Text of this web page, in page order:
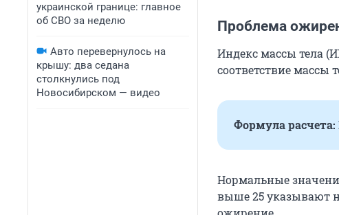
украинской границе: главное
об СВО за неделю
Авто перевернулось на
крышу: два седана
столкнулись под
Новосибирском — видео
Проблема
Индекс массы тела
соответствие массы
Формула
Нормальные
выше 25 указывают